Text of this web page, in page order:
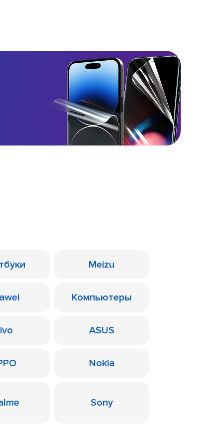
Meizu
Компьютеры
ASUS
Nokia
Sony